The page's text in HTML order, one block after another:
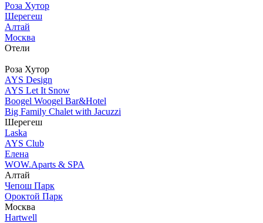
Роза Хутор
Шерегеш
Алтай
Москва
Отели
Роза Хутор
AYS Design
AYS Let It Snow
Boogel Woogel Bar&Hotel
Big Family Chalet with Jacuzzi
Шерегеш
Laska
AYS Club
Елена
WOW.Aparts & SPA
Алтай
Чепош Парк
Ороктой Парк
Москва
Hartwell